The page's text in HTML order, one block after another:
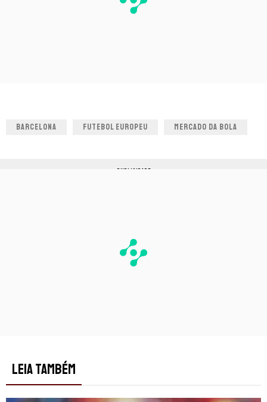
BARCELONA FUTEBOL EUROPEU MERCADO DA BOLA
PUBLICIDADE
LEIA TAMBÉM